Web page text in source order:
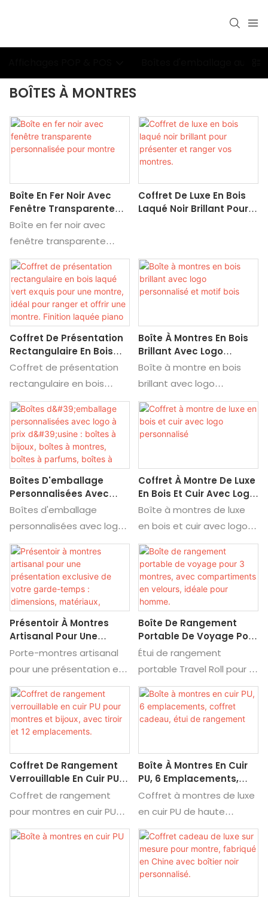
BOÎTES À MONTRES
Boîte En Fer Noir Avec
Fenêtre Transparente
Personnalisée Pour
Montre
Boîte en fer noir avec
fenêtre transparente
personnalisée pour
montre : découvrez les
détails et le prix.
Coffret De Luxe En Bois
Laqué Noir Brillant Pour
Coffret De Présentation
Rectangulaire En Bois
Laqué Vert Exquis Pour
Une Montre, Idéal Pour
Ranger Et Offrir Une
Montre. Finition Laquée
Piano Luxueuse.
Coffret de présentation
rectangulaire en bois
laqué vert, idéal pour
ranger et offrir une
montre. Finition laquée
piano luxueuse. Découvrez
les détails et le prix de ce
coffret de présentation
rectangulaire en bois
laqué vert, idéal pour
ranger et offrir une
montre. Finition laquée
piano luxueuse.
Boîte À Montres En Bois
Brillant Avec Logo
Personnalisé Et Motif
Bois
Boîte à montre en bois
brillant avec logo
personnalisé et motif bois.
Découvrez les détails et le
prix de cette boîte à
motif bois.
Boîtes D'emballage
Personnalisées Avec
Logo À Prix D'usine :
Boîtes À Bijoux, Boîtes À
Montres, Boîtes À
Parfums, Boîtes À
Chaussures, Boîtes À
Bougies, Boîtes À Vin,
Boîtes À Vêtements,
Boîtes À Chocolats.
Boîtes d'emballage
personnalisées avec logo
à prix d'usine : boîtes à
bijoux, boîtes à montres,
boîtes à parfums, boîtes à
chaussures, boîtes à
bougies, boîtes à vin,
boîtes à vêtements,
boîtes à chocolats.
Découvrez les détails et
les prix des boîtes en
carton ondulé
personnalisées à prix
d'usine.
Coffret À Montre De Luxe
En Bois Et Cuir Avec Logo
Personnalisé
Boîte à montres de luxe
en bois et cuir avec logo
personnalisé : découvrez
les détails et les prix des
boîtes à montres de luxe
en bois et cuir avec logo
personnalisé.
Présentoir À Montres
Artisanal Pour Une
Présentation Exclusive
De Votre Garde-Temps :
Dimensions, Matériaux,
Couleur De La Doublure,
Impression Du Logo Et
Vitre.
Porte-montres artisanal
pour une présentation et
un rangement exclusifs.
Personnalisation en usine :
dimensions, matériaux,
couleur de la doublure,
fenêtre en verre.
Découvrez les détails et le
prix de ce porte-montres
artisanal exclusif.
Boîte De Rangement
Portable De Voyage Pour
3 Montres, Avec
Compartiments En
Velours, Idéale Pour
Homme.
Étui de rangement
portable Travel Roll pour 3
montres avec
compartiments en
velours : découvrez les
Coffret De Rangement
Verrouillable En Cuir PU
Pour Montres Et Bijoux,
Avec Tiroir Et 12
Emplacements.
Coffret de rangement
pour montres en cuir PU
verrouillable à 12
emplacements avec tiroir
Boîte À Montres En Cuir
PU, 6 Emplacements,
Coffret Cadeau, Étui De
Rangement
Coffret à montres de luxe
en cuir PU de haute
qualité, 6 emplacements,
idéal pour offrir ou ranger
vos montres. Découvrez
les détails et le prix de ce